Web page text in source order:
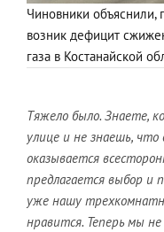
Чиновники объяснили,
возник дефицит
газа в Костанайской
Тяжело было. Знаете,
улице и не знаешь,
оказывается
предлагается выбор и
уже нашу
нравится. Теперь мы